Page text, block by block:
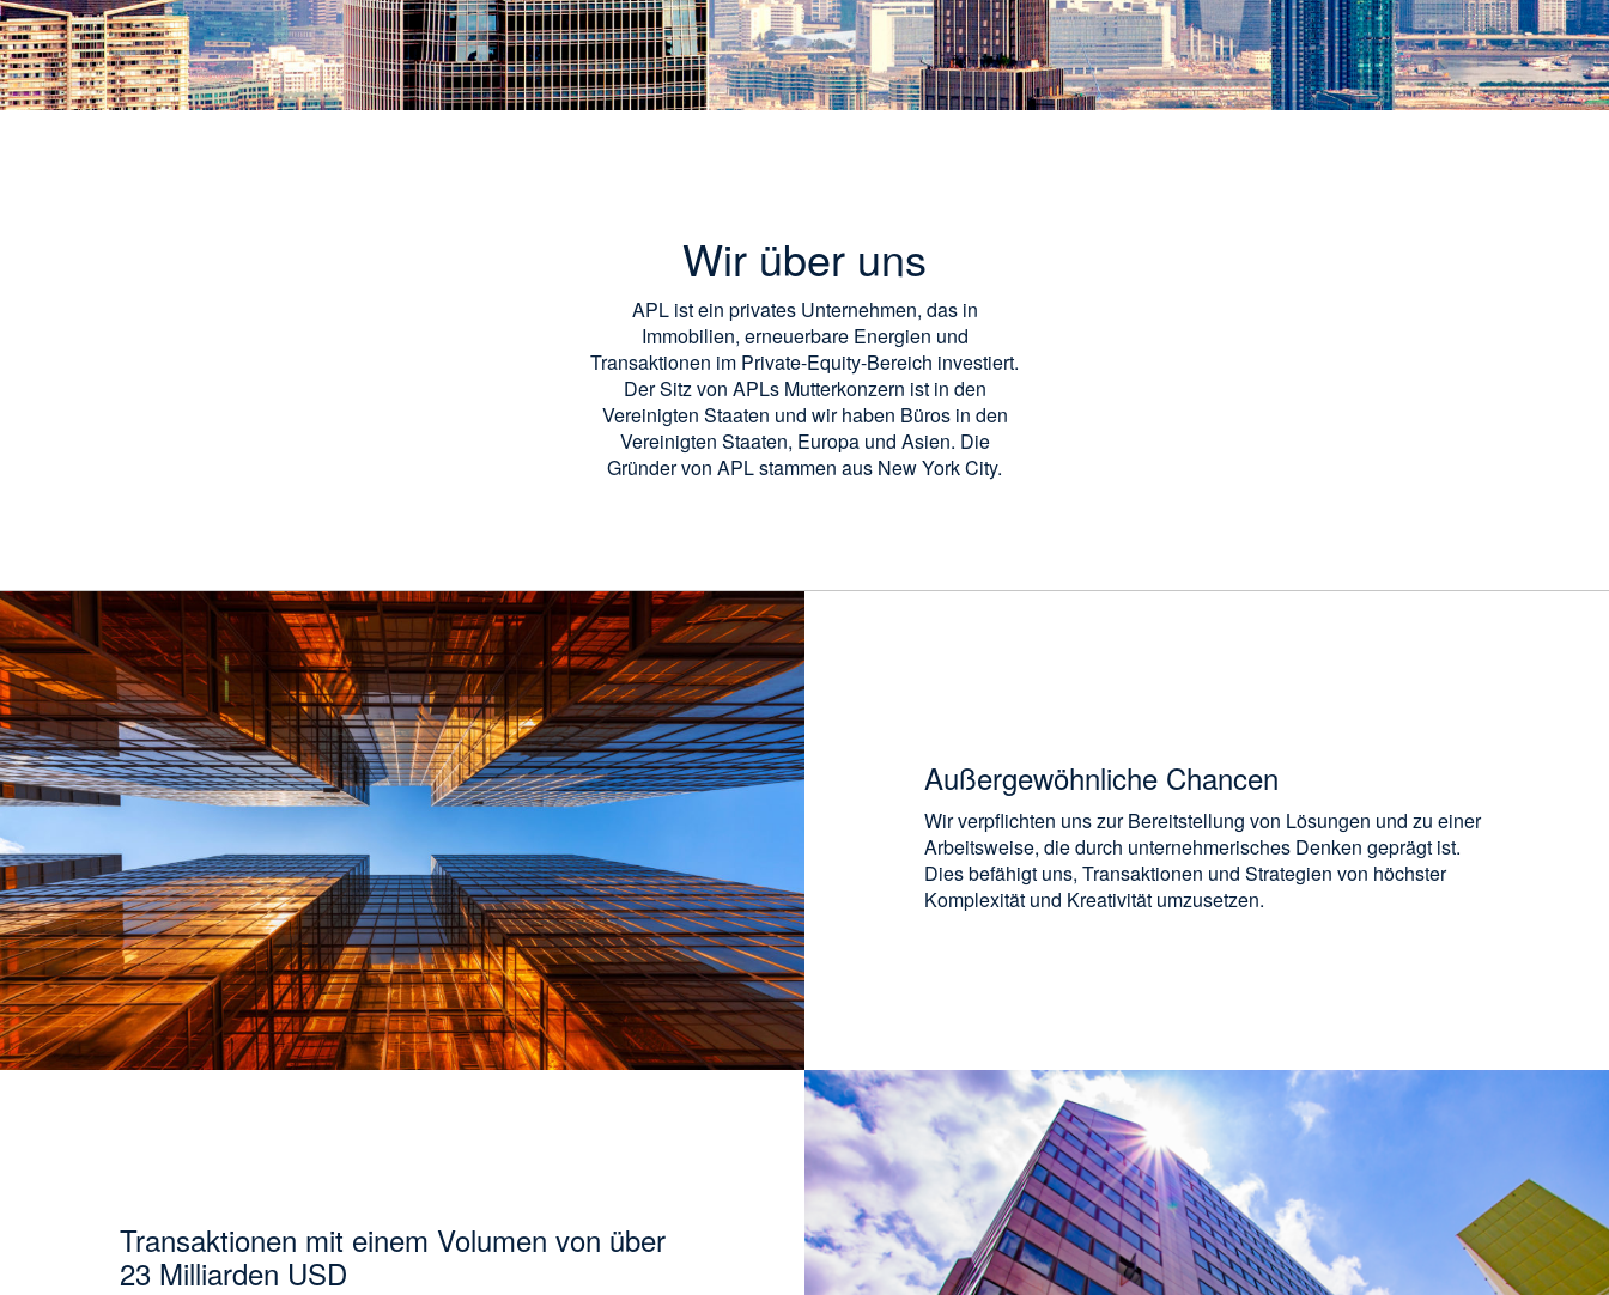
Wir über uns
APL ist ein privates Unternehmen, das in
Immobilien, erneuerbare Energien und
Transaktionen im Private-Equity-Bereich investiert.
Der Sitz von APLs Mutterkonzern ist in den
Vereinigten Staaten und wir haben Büros in den
Vereinigten Staaten, Europa und Asien. Die
Gründer von APL stammen aus New York City.
Außergewöhnliche Chancen
Wir verpflichten uns zur Bereitstellung von Lösungen und zu einer
Arbeitsweise, die durch unternehmerisches Denken geprägt ist.
Dies befähigt uns, Transaktionen und Strategien von höchster
Komplexität und Kreativität umzusetzen.
Transaktionen mit einem Volumen von über
23 Milliarden USD